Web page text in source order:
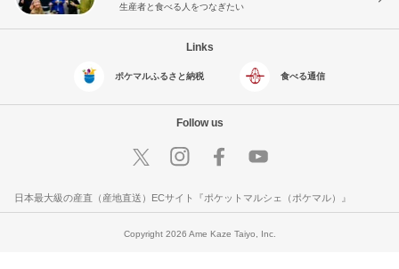
生産者と食べる人をつなぎたい
Links
ポケマルふるさと納税 食べる通信
Follow us
日本最大級の産直（産地直送）ECサイト『ポケットマルシェ（ポケマル）』
Copyright 2026 Ame Kaze Taiyo, Inc.